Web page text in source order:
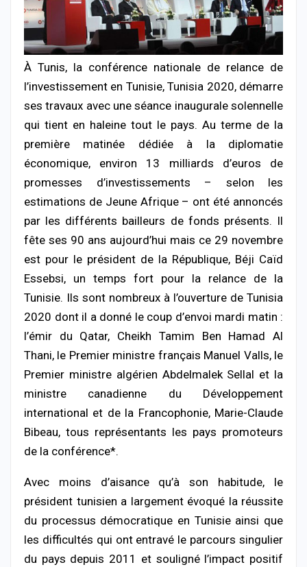
À Tunis, la conférence nationale de relance de
l’investissement en Tunisie, Tunisia 2020, démarre
ses travaux avec une séance inaugurale solennelle
qui tient en haleine tout le pays. Au terme de la
première matinée dédiée à la diplomatie
économique, environ 13 milliards d’euros de
promesses d’investissements – selon les
estimations de Jeune Afrique – ont été annoncés
par les différents bailleurs de fonds présents. Il
fête ses 90 ans aujourd’hui mais ce 29 novembre
est pour le président de la République, Béji Caïd
Essebsi, un temps fort pour la relance de la
Tunisie. Ils sont nombreux à l’ouverture de Tunisia
2020 dont il a donné le coup d’envoi mardi matin :
l’émir du Qatar, Cheikh Tamim Ben Hamad Al
Thani, le Premier ministre français Manuel Valls, le
Premier ministre algérien Abdelmalek Sellal et la
ministre canadienne du Développement
international et de la Francophonie, Marie-Claude
Bibeau, tous représentants les pays promoteurs
de la conférence*.
Avec moins d’aisance qu’à son habitude, le
président tunisien a largement évoqué la réussite
du processus démocratique en Tunisie ainsi que
les difficultés qui ont entravé le parcours singulier
du pays depuis 2011 et souligné l’impact positif